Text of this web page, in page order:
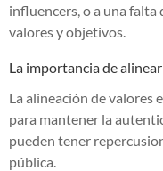
influencers, o a una falta
valores y objetivos.
La importancia de
La alineación de valores
para mantener la
pueden tener
pública.